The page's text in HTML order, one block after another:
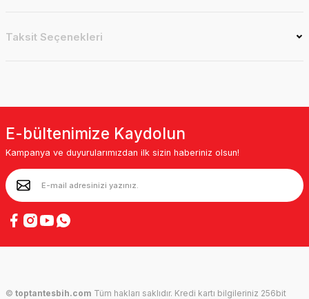
Taksit Seçenekleri
E-bültenimize Kaydolun
Kampanya ve duyurularımızdan ilk sizin haberiniz olsun!
© toptantesbih.com Tüm hakları saklıdır. Kredi kartı bilgileriniz 256bit